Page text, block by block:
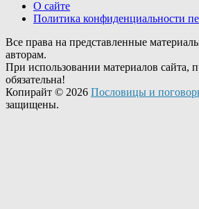
О сайте
Политика конфиденциальности
Все права на представленные
авторам.
При использовании материалов сайта,
обязательна!
Копирайт © 2026 Пословицы и
защищены.